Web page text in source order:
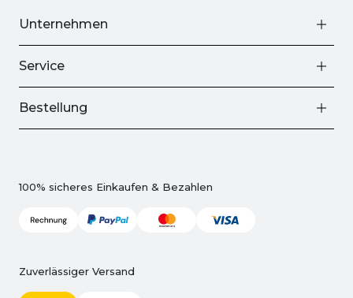
Unternehmen
Service
Bestellung
100% sicheres Einkaufen & Bezahlen
Zuverlässiger Versand